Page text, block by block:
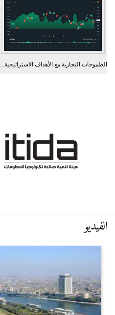
الطموحات التجارية مع الأهداف الاستراتيجية...
الفيديو